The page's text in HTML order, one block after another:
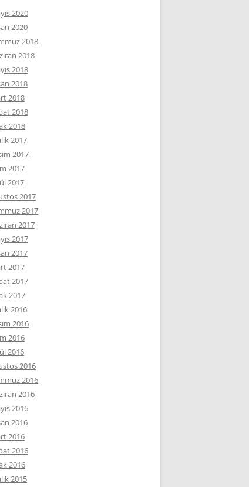
2020
2020
2018
2018
2018
2018
2018
2018
2018
2017
2017
2017
2017
2017
2017
2017
2017
2017
2017
2017
2017
2016
2016
2016
2016
2016
2016
2016
2016
2016
2016
2016
2016
2015